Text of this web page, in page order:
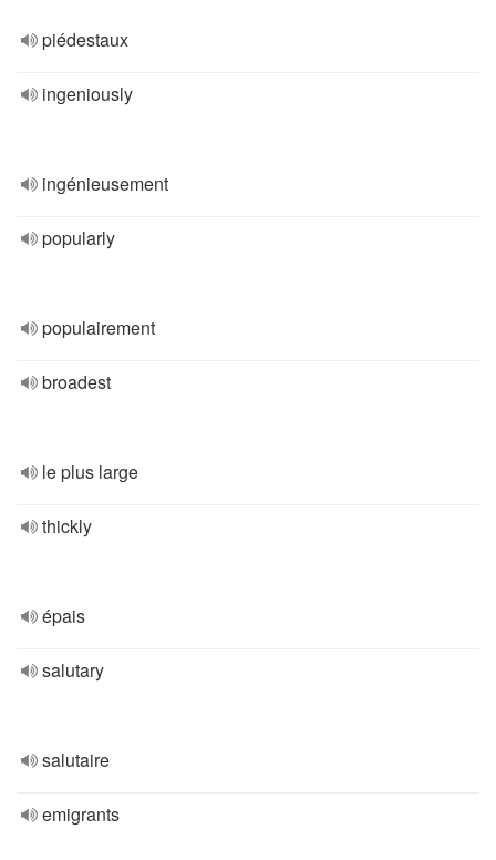
piédestaux
ingeniously
ingénieusement
popularly
populairement
broadest
le plus large
thickly
épais
salutary
salutaire
emigrants